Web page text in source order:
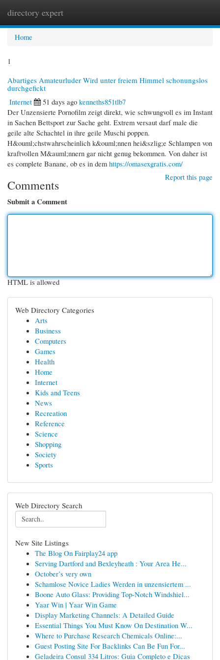
directory expert
Home
1
Abartiges Amateurluder Wird unter freiem Himmel schonungslos
durchgefickt
Internet
51 days ago kenneths851tlb7
Der Unzensierte Pornofilm zeigt direkt, wie schwungvoll es im Instant
in Sachen Bettsport zur Sache geht. Extrem versaut darf male die
geile alte Schachtel in ihre geile Muschi poppen.
H&ouml;chstwahrscheinlich k&ouml;nnen hei&szlig;e Schlampen von
kraftvollen M&auml;nnern gar nicht genug bekommen. Von daher ist
es complete Banane, ob es in dem https://omasexgratis.com/
Report this page
Comments
Submit a Comment
HTML is allowed
Web Directory Categories
Arts
Business
Computers
Games
Health
Home
Internet
Kids and Teens
News
Recreation
Reference
Science
Shopping
Society
Sports
Web Directory Search
New Site Listings
The Blog On Fairplay24 app
Serving Dartford and Bexleyheath : Your Area He...
October’s very own
Schamlose Novice Ladies Werden in unzensiertem ...
Boone Auto Glass: Providing Top-Notch Windshiel...
Yaar Win | Yaar Win Game
Display Marketing Channels: A Detailed Guide
Essential Things You Must Know On Destination W...
Where to Purchase Research Chemicals Online:...
Guest Posting Site For Backlinks Can Be Fun For...
Geladeira Consul 334 Litros: Guia Completo e Dicas